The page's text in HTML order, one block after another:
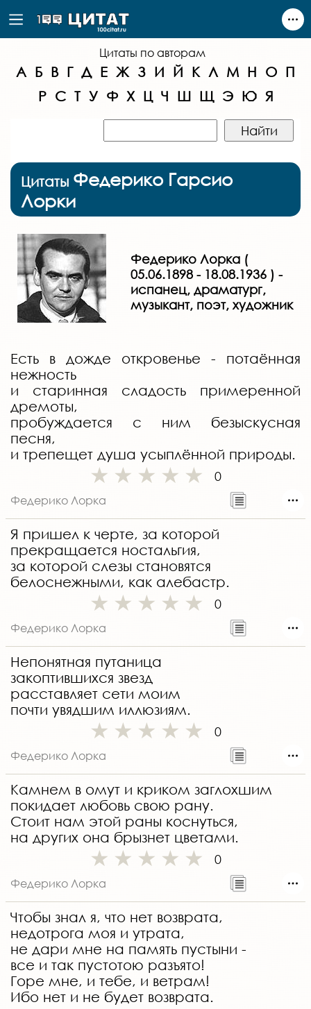
Цитаты по авторам
А Б В Г Д Е Ж З И Й К Л М Н О П
Р С Т У Ф Х Ц Ч Ш Щ Э Ю Я
Цитаты Федерико Гарсио
Лорки
Федерико Лорка (
05.06.1898 - 18.08.1936 ) -
испанец, драматург,
музыкант, поэт, художник
Есть в дожде откровенье - потаённая
нежность
и старинная сладость примеренной
дремоты,
пробуждается с ним безыскусная
песня,
и трепещет душа усыплённой природы.
0
Федерико Лорка
Я пришел к черте, за которой
прекращается ностальгия,
за которой слезы становятся
белоснежными, как алебастр.
0
Федерико Лорка
Непонятная путаница
закоптившихся звезд
расставляет сети моим
почти увядшим иллюзиям.
0
Федерико Лорка
Камнем в омут и криком заглохшим
покидает любовь свою рану.
Стоит нам этой раны коснуться,
на других она брызнет цветами.
0
Федерико Лорка
Чтобы знал я, что нет возврата,
недотрога моя и утрата,
не дари мне на память пустыни -
все и так пустотою разъято!
Горе мне, и тебе, и ветрам!
Ибо нет и не будет возврата.